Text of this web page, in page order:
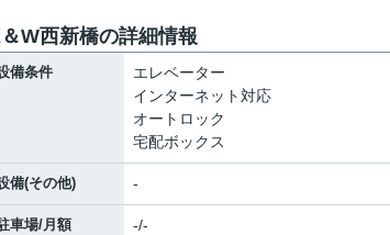
W西新橋の詳細情報
備条件
エレベーター
インターネット対応
オートロック
宅配ボックス
備(その他) -
車場/月額 -/-